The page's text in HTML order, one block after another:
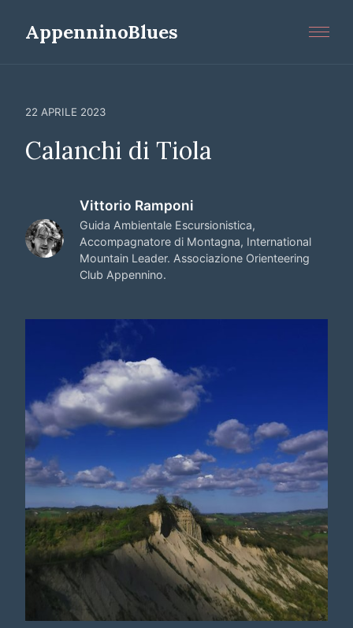
AppenninoBlues
Book
22 APRILE 2023
Calanchi di Tiola
Vittorio Ramponi
Guida Ambientale Escursionistica,
Accompagnatore di Montagna, International
Mountain Leader. Associazione Orienteering
Club Appennino.